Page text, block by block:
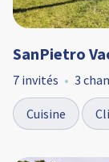
SanPietro
7 invités 3
Cuisine